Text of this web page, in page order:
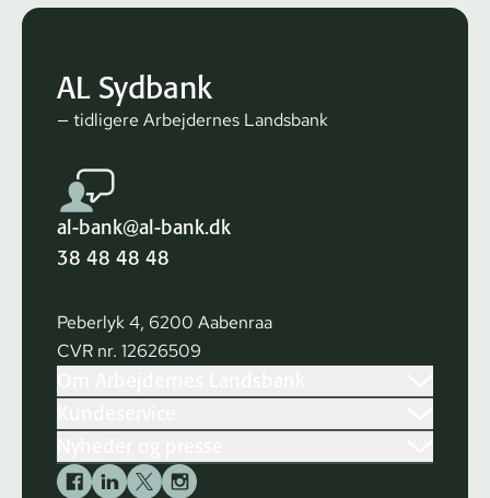
AL Sydbank
— tidligere Arbejdernes Landsbank
al-bank@al-bank.dk
38 48 48 48
Peberlyk 4, 6200 Aabenraa
CVR nr. 12626509